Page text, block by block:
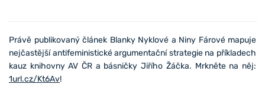
Právě publikovaný článek Blanky Nyklové a Niny Fárové mapuje
nejčastější antifeministické argumentační strategie na příkladech
kauz knihovny AV ČR a básničky Jiřího Žáčka. Mrkněte na něj:
1url.cz/Kt6Av!